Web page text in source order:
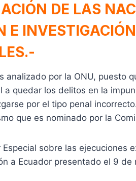
DE LAS
E
analizado por la ONU, puesto
a quedar los delitos en la
por el tipo penal
que es nominado por la
Especial sobre las
a Ecuador presentado el 9 de